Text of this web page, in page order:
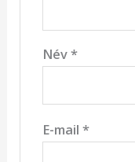
Név*
E-mail *